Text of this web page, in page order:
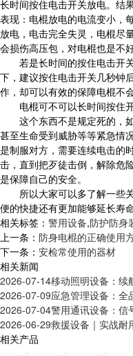
长时间按住电击开关放电。结
表现：电棍放电的电流变小，
放电，电击完全失灵，电棍尽
会损伤高压包，对电棍也是不好
若是长时间的按住电击开关
下，建议按住电击开关几秒钟
作，却可以有效的保障电棍不会
电棍可不可以长时间按住
这个东西不是规定死的，如
甚至生命受到威胁等等紧急情
是制服对方，需要连续电击的
击，直到把歹徒击倒，解除危
是保障自己的安全。
所以大家可以多了解一些关
便的快捷还有更加能够延长寿
相关标签： 警用设备,防护防身
上一条： 防身电棍的正确使用
下一条： 安检常使用的器材
相关新闻
2026-07-14移动照明设备：续
2026-07-09应急管理设备：全
2026-07-04警用通讯设备：信
2026-06-29救援设备｜实战耐
相关产品